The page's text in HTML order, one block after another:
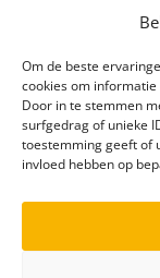
Om de beste
cookies om
Door in te stemmen
surfgedrag of unieke
toestemming geeft of
invloed hebben op